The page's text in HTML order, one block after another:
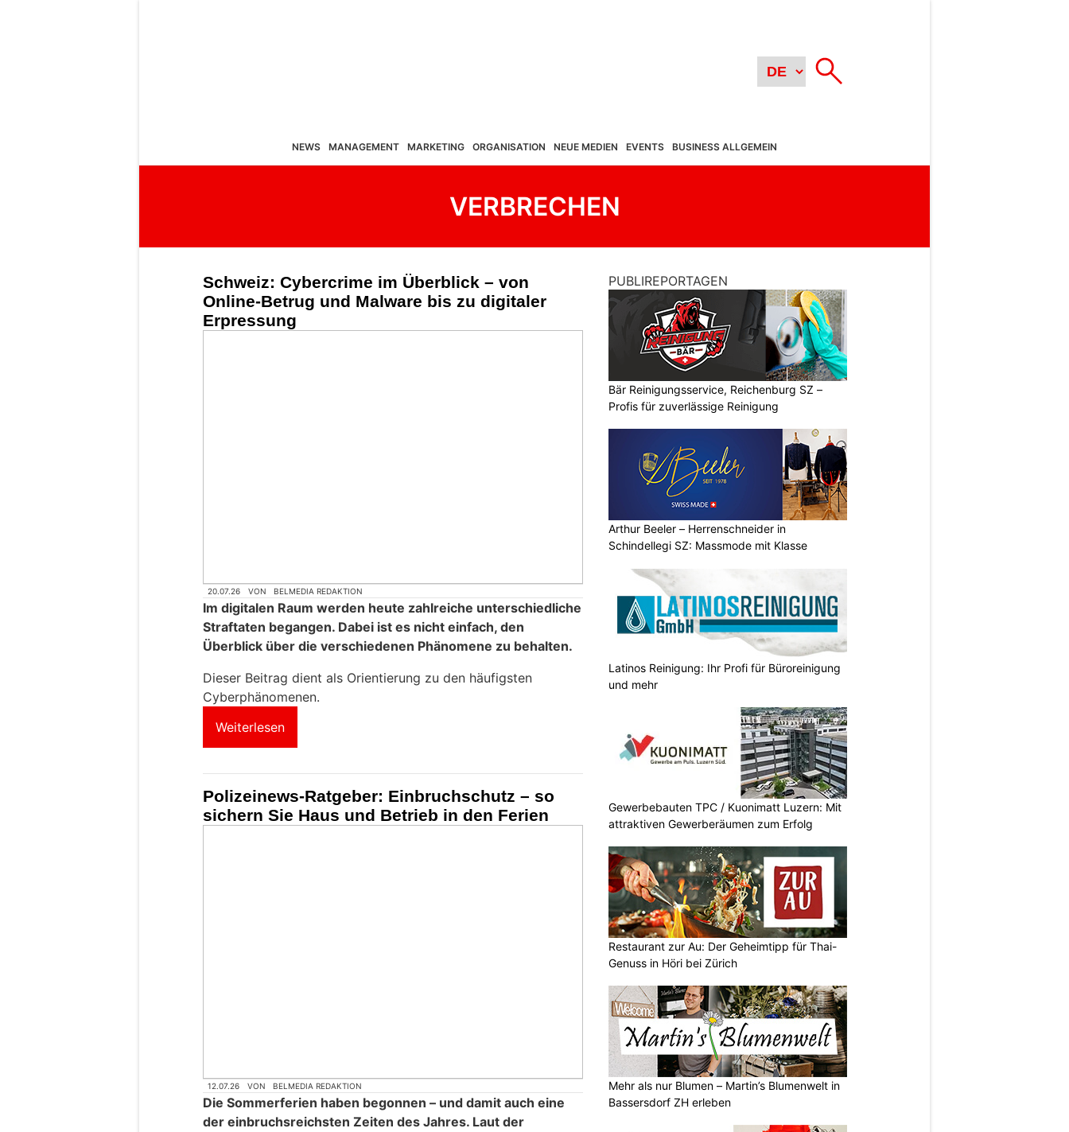
NEWS MANAGEMENT MARKETING ORGANISATION NEUE MEDIEN EVENTS BUSINESS ALLGEMEIN
VERBRECHEN
Schweiz: Cybercrime im Überblick – von
Online-Betrug und Malware bis zu digitaler
Erpressung
20.07.26 VON BELMEDIA REDAKTION
Im digitalen Raum werden heute zahlreiche unterschiedliche
Straftaten begangen. Dabei ist es nicht einfach, den
Überblick über die verschiedenen Phänomene zu behalten.
Dieser Beitrag dient als Orientierung zu den häufigsten
Cyberphänomenen.
Weiterlesen
Polizeinews-Ratgeber: Einbruchschutz – so
sichern Sie Haus und Betrieb in den Ferien
12.07.26 VON BELMEDIA REDAKTION
Die Sommerferien haben begonnen – und damit auch eine
der einbruchsreichsten Zeiten des Jahres. Laut der
PUBLIREPORTAGEN
Bär Reinigungsservice, Reichenburg SZ –
Profis für zuverlässige Reinigung
Arthur Beeler – Herrenschneider in
Schindellegi SZ: Massmode mit Klasse
Latinos Reinigung: Ihr Profi für Büroreinigung
und mehr
Gewerbebauten TPC / Kuonimatt Luzern: Mit
attraktiven Gewerberäumen zum Erfolg
Restaurant zur Au: Der Geheimtipp für Thai-
Genuss in Höri bei Zürich
Mehr als nur Blumen – Martin’s Blumenwelt in
Bassersdorf ZH erleben